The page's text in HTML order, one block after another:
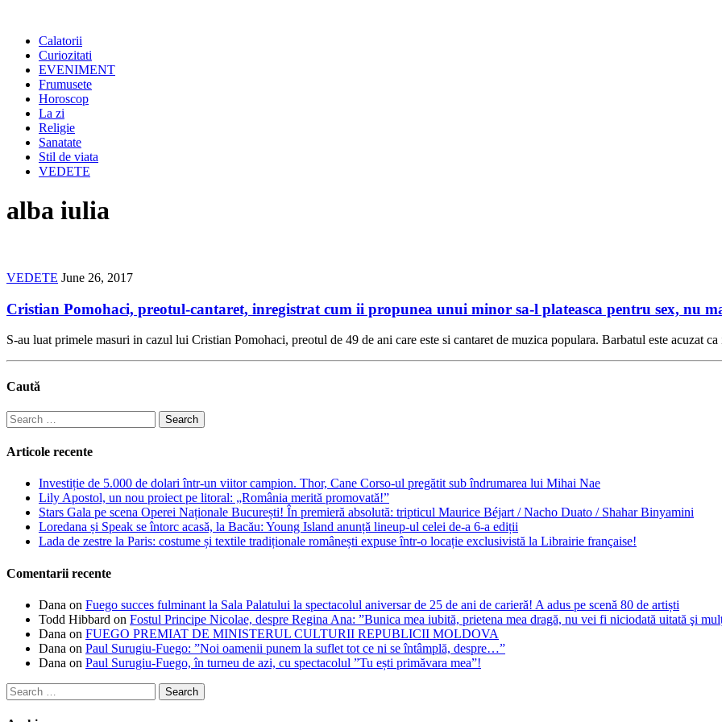
Calatorii
Curiozitati
EVENIMENT
Frumusete
Horoscop
La zi
Religie
Sanatate
Stil de viata
VEDETE
alba iulia
VEDETE June 26, 2017
Cristian Pomohaci, preotul-cantaret, inregistrat cum ii propunea unui minor sa-l plateasca pentru sex, nu
S-au luat primele masuri in cazul lui Cristian Pomohaci, preotul de 49 de ani care este si cantaret de muzica populara. Barbatul este acuzat
Caută
Search
for:
Articole recente
Investiție de 5.000 de dolari într-un viitor campion. Thor, Cane Corso-ul pregătit sub îndrumarea lui Mihai Nae
Lily Apostol, un nou proiect pe litoral: „România merită promovată!”
Stars Gala pe scena Operei Naționale București! În premieră absolută: tripticul Maurice Béjart / Nacho Duato / Shahar Binyamini
Loredana și Speak se întorc acasă, la Bacău: Young Island anunță lineup-ul celei de-a 6-a ediții
Lada de zestre la Paris: costume și textile tradiționale românești expuse într-o locație exclusivistă la Librairie française!
Comentarii recente
Dana on Fuego succes fulminant la Sala Palatului la spectacolul aniversar de 25 de ani de carieră! A adus pe scenă 80 de artiști
Todd Hibbard on Fostul Principe Nicolae, despre Regina Ana: ”Bunica mea iubită, prietena mea dragă, nu vei fi niciodată uitată şi
Dana on FUEGO PREMIAT DE MINISTERUL CULTURII REPUBLICII MOLDOVA
Dana on Paul Surugiu-Fuego: ”Noi oamenii punem la suflet tot ce ni se întâmplă, despre…”
Dana on Paul Surugiu-Fuego, în turneu de azi, cu spectacolul ”Tu ești primăvara mea”!
Search
for: